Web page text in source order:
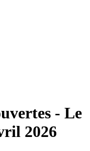
- Le
2026